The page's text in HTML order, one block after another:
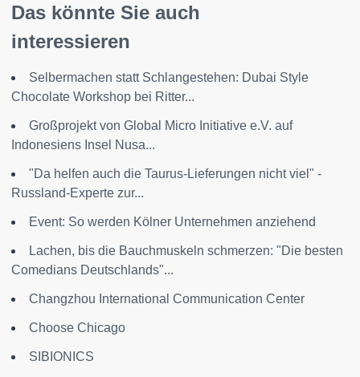
Das könnte Sie auch
interessieren
Selbermachen statt Schlangestehen: Dubai Style
Chocolate Workshop bei Ritter...
Großprojekt von Global Micro Initiative e.V. auf
Indonesiens Insel Nusa...
"Da helfen auch die Taurus-Lieferungen nicht viel" -
Russland-Experte zur...
Event: So werden Kölner Unternehmen anziehend
Lachen, bis die Bauchmuskeln schmerzen: "Die besten
Comedians Deutschlands"...
Changzhou International Communication Center
Choose Chicago
SIBIONICS